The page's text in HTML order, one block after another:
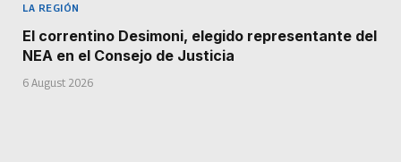
LA REGIÓN
El correntino Desimoni, elegido representante del
NEA en el Consejo de Justicia
6 August 2026